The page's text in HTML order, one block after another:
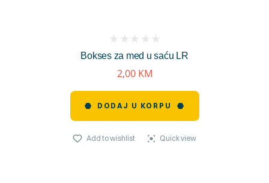
Bokses za med u saću LR
reviews)
2,00 KM
DODAJ U KORPU
Add to wishlist Quick view